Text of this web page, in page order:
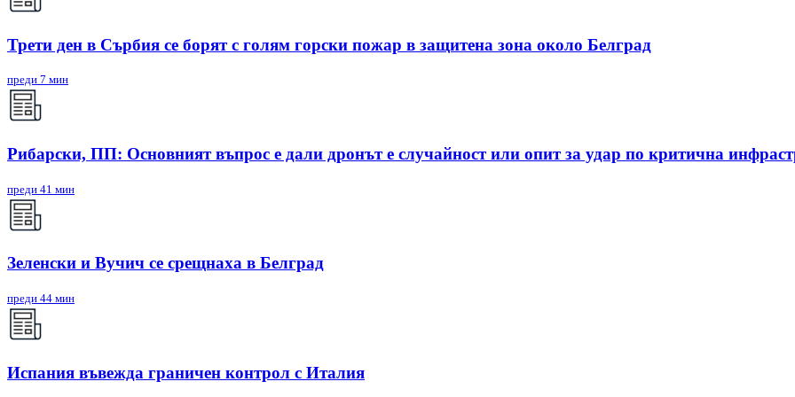
Трети ден в Сърбия се борят с голям горски пожар в защитена зона около Белград
преди 7 мин
Рибарски, ПП: Основният въпрос е дали дронът е случайност или опит за удар по критична
преди 41 мин
Зеленски и Вучич се срещнаха в Белград
преди 44 мин
Испания въвежда граничен контрол с Италия